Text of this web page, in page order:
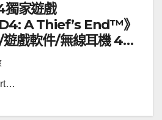
家遊戲
A Thief’s End™》
戲軟件/無線耳機 4月